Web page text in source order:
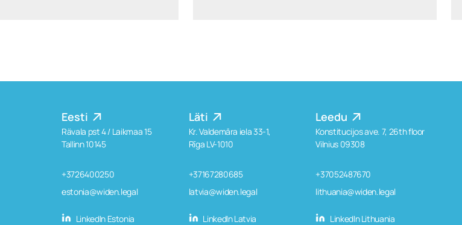
Eesti
Rävala pst 4 / Laikmaa 15
Tallinn 10145
+3726400250
estonia@widen.legal
LinkedIn Estonia
Läti
Kr. Valdemāra iela 33-1,
Rīga LV-1010
+37167280685
latvia@widen.legal
LinkedIn Latvia
Leedu
Konstitucijos ave. 7, 26th floor
Vilnius 09308
+37052487670
lithuania@widen.legal
LinkedIn Lithuania